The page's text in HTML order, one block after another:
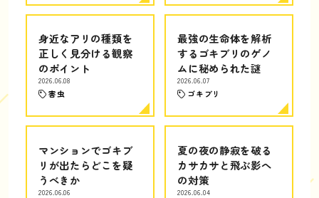
身近なアリの種類を
正しく見分ける観察
のポイント
2026.06.08
害虫
最強の生命体を解析
するゴキブリのゲノ
ムに秘められた謎
2026.06.07
ゴキブリ
マンションでゴキブ
リが出たらどこを疑
うべきか
2026.06.06
夏の夜の静寂を破る
カサカサと飛ぶ影へ
の対策
2026.06.04